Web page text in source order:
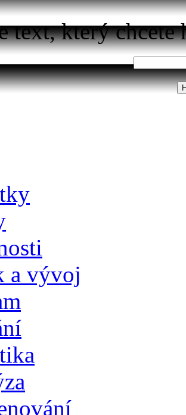
text, který chcete
a vývoj